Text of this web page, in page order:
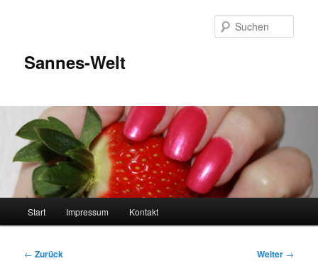
Sannes-Welt
Start Impressum Kontakt
Beitragsnavigation
← Zurück Weiter →